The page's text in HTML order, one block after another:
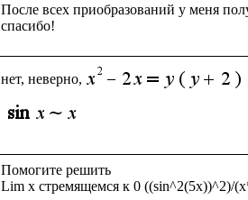
После всех приобразований у меня
нет, неверно,
Помогите решить